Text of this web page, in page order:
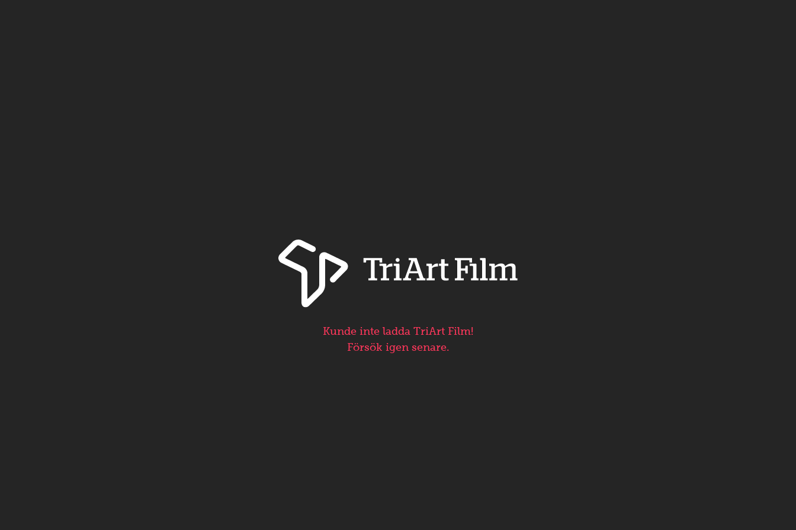
Kunde inte ladda TriArt Film!
Försök igen senare.